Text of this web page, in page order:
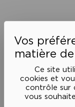
Ce site
cookies et
contrôle sur
vous
Mentions légales
Politique de
Conditions
Cookies